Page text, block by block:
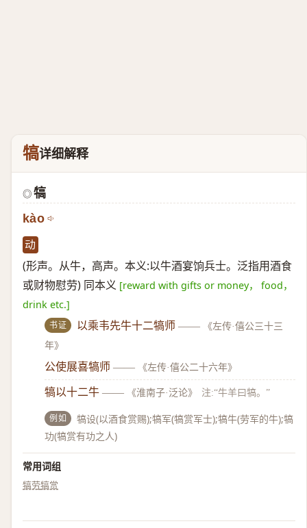
犒详细解释
◎ 犒
kào
动
(形声。从牛，高声。本义:以牛酒宴饷兵士。泛指用酒食
或财物慰劳) 同本义 [reward with gifts or money， food，
drink etc.]
书证 以乘韦先牛十二犒师 ——
《左传·僖公三十三
年》
公使展喜犒师 —— 《左传·僖公二十六年》
犒以十二牛 —— 《淮南子·泛论》 注:“牛羊曰犒。”
例如
犒设(以酒食赏赐);犒军(犒赏军士);犒牛(劳军的牛);犒
功(犒赏有功之人)
常用词组
犒劳犒赏